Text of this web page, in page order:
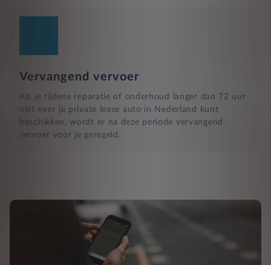
Vervangend vervoer
Als je tijdens reparatie of onderhoud langer dan 72 uur
niet over je private lease auto in Nederland kunt
beschikken, wordt er na deze periode vervangend
vervoer voor je geregeld.